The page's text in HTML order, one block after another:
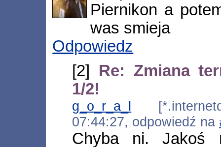
Piernikon a
was smieja
Odpowiedz
[2] Re: Zmiana
1/2!
g_o_r_a_l
07:44:27, odpowiedź na
Chyba ni. Jakoś